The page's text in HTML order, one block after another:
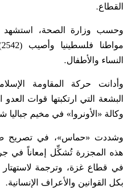
القطاع.
النساء والأطفال.
وأدانت حركة المقاومة
البشعة التي ارتكبتها قوات
وكالة «الأونروا» في مخيم
وشددت «حماس»، في تصريح
هذه المجزرة تُشكِّل إمعاناً في
في قطاع غزة، وترجمة لاستهتار
بكل القوانين والأعراف الإنسانية.